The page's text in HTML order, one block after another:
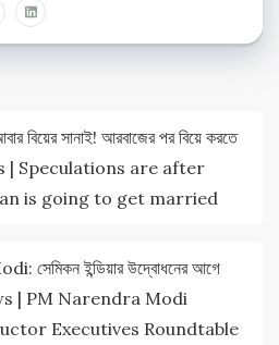
বিয়ের সানাই! আরবাজের পর বিয়ে করতে
| Speculations are after
is going to get married
ইন্ডিয়ার উদ্বোধনের আগে
| PM Narendra Modi
Executives Roundtable